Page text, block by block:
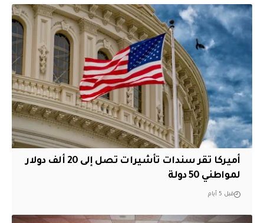
أميركا تقر سندات تأشيرات تصل إلى 20 ألف دولار
لمواطني 50 دولة
قبل 5 أيام